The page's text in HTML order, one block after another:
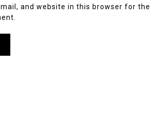
and website in this browser for the